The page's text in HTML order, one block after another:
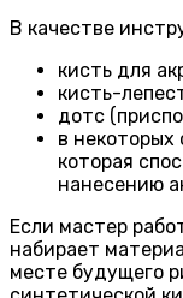
В качестве
кисть для
кисть-
дотс
в некоторых
которая
нанесению
Если мастер
набирает
месте будущего